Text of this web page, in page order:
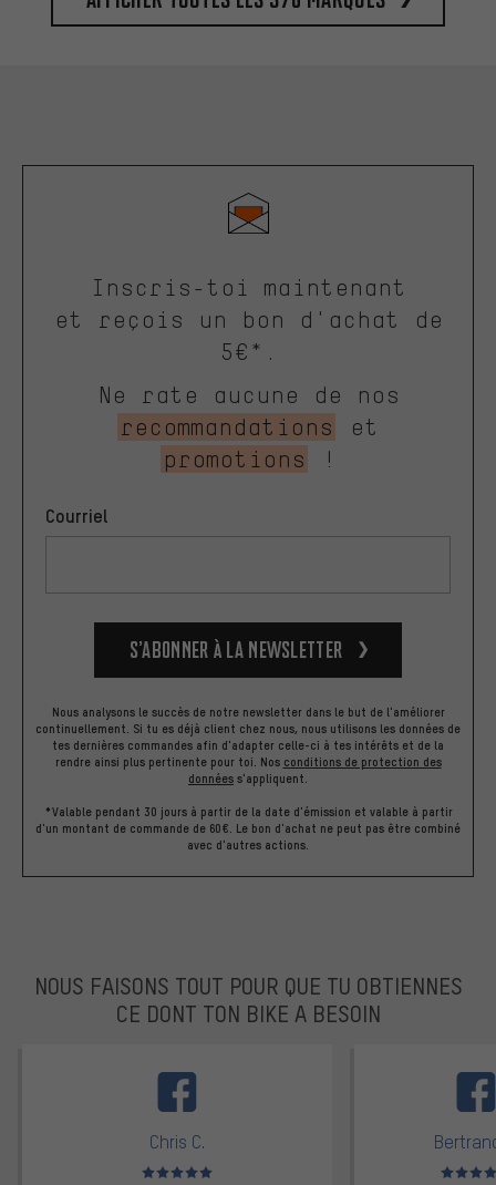
Inscris-toi maintenant
et reçois un bon d'achat de
5€*.
Ne rate aucune de nos
recommandations
et
promotions
!
Courriel
S’abonner à la newsletter
Nous analysons le succès de notre newsletter dans le but de l'améliorer
continuellement. Si tu es déjà client chez nous, nous utilisons les données de
tes dernières commandes afin d'adapter celle-ci à tes intérêts et de la
rendre ainsi plus pertinente pour toi. Nos conditions de protection des
données s'appliquent.
*Valable pendant 30 jours à partir de la date d'émission et valable à partir
d'un montant de commande de 60€. Le bon d'achat ne peut pas être combiné
avec d'autres actions.
NOUS FAISONS TOUT POUR QUE TU OBTIENNES
CE DONT TON BIKE A BESOIN
Chris C.
Note moyenne : 5 sur 5 Note